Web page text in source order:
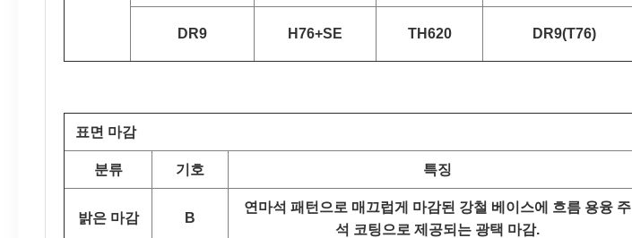
DR9 H76+SE TH620 DR9(T76)
표면 마감
분류 기호 특징
밝은 마감 B
연마석 패턴으로 매끄럽게 마감된 강철 베이스에 흐름 용융 주
석 코팅으로 제공되는 광택 마감.